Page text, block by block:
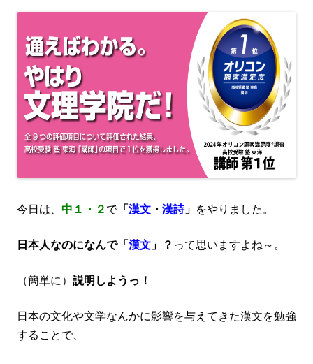
今日は、 中１・２ で「 漢文 ・ 漢詩」 をやりました。
日本人なのになんで「 漢文 」 ？ って思いますよね～。
（簡単に） 説明しようっ！
日本の文化や文学なんかに影響を与えてきた漢文を勉強
することで、